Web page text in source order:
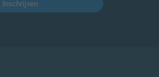
Inschrijven